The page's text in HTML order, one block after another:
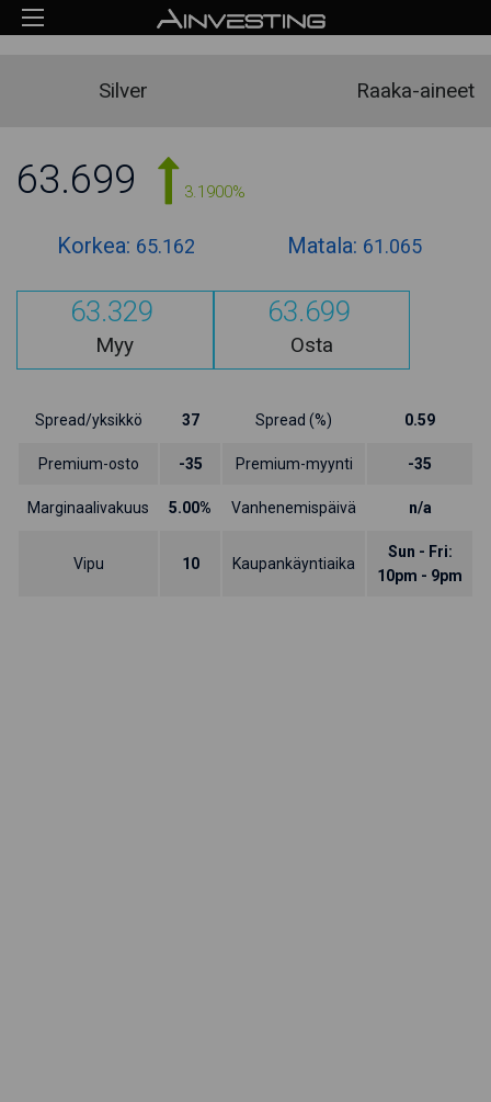
Silver Raaka-aineet
63.699 3.1900%
Korkea: 65.162 Matala: 61.065
63.329
Myy
63.699
Osta
Spread/yksikkö 37 Spread (%) 0.59
Premium-osto -35 Premium-myynti -35
Marginaalivakuus 5.00% Vanhenemispäivä n/a
Vipu 10 Kaupankäyntiaika
Sun - Fri:
10pm - 9pm